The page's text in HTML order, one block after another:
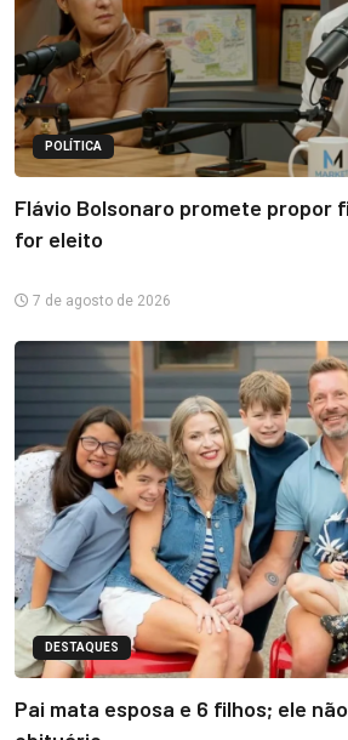
POLÍTICA
Flávio Bolsonaro promete propor
for eleito
7 de agosto de 2026
DESTAQUES
Pai mata esposa e 6 filhos; ele